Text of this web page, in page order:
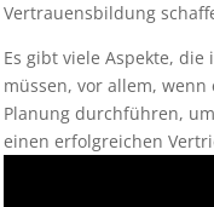
Vertrauensbildung
Es gibt viele Aspekte,
müssen, vor allem,
Planung durchführen,
einen erfolgreichen